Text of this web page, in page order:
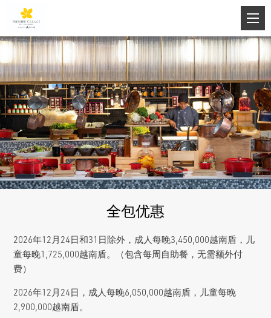
全包优惠
2026年12月24日和31日除外，成人每晚3,450,000越南盾，儿
童每晚1,725,000越南盾。（包含每周自助餐，无需额外付
费）
2026年12月24日，成人每晚6,050,000越南盾，儿童每晚
2,900,000越南盾。